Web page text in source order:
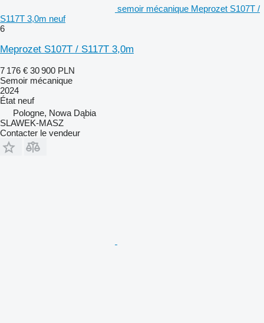
semoir mécanique Meprozet S107T /
S117T 3,0m neuf
6
Meprozet S107T / S117T 3,0m
7 176 € 30 900 PLN
Semoir mécanique
2024
État neuf
Pologne, Nowa Dąbia
SLAWEK-MASZ
Contacter le vendeur